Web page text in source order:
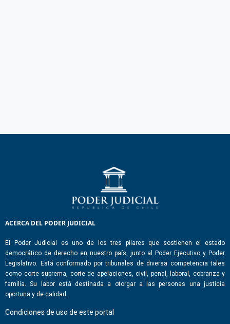
ACERCA DEL PODER JUDICIAL
El Poder Judicial es uno de los tres pilares que sostienen el estado
democrático de derecho en nuestro país, junto al Poder Ejecutivo y Poder
Legislativo. Está conformado por tribunales de diversa competencia tales
como corte suprema, corte de apelaciones, civil, penal, laboral, cobranza y
familia. Su labor está destinada a otorgar a las personas una justicia
oportuna y de calidad.
Condiciones de uso de este portal